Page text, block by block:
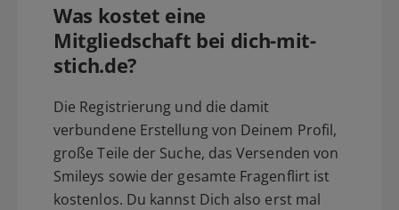
Was kostet eine
Mitgliedschaft bei dich-mit-
stich.de?
Die Registrierung und die damit
verbundene Erstellung von Deinem Profil,
große Teile der Suche, das Versenden von
Smileys sowie der gesamte Fragenflirt ist
kostenlos. Du kannst Dich also erst mal